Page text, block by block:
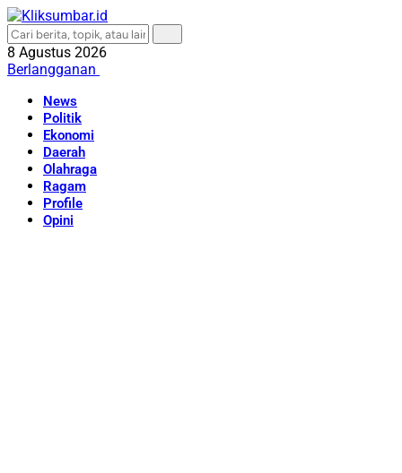
8 Agustus 2026
Berlangganan
News
Politik
Ekonomi
Daerah
Olahraga
Ragam
Profile
Opini